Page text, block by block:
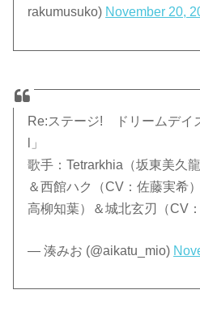
rakumusuko) November 20,
Re:ステージ! ドリームデイ
l」
歌手：Tetrarkhia（坂東美久
＆西館ハク（CV：佐藤実希
高柳知葉）＆城北玄刃（CV
— 湊みお (@aikatu_mio)